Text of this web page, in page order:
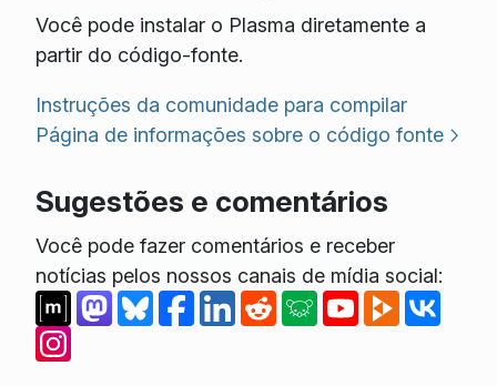
Você pode instalar o Plasma diretamente a
partir do código-fonte.
Instruções da comunidade para compilar
Página de informações sobre o código fonte
Sugestões e comentários
Você pode fazer comentários e receber
notícias pelos nossos canais de mídia social: